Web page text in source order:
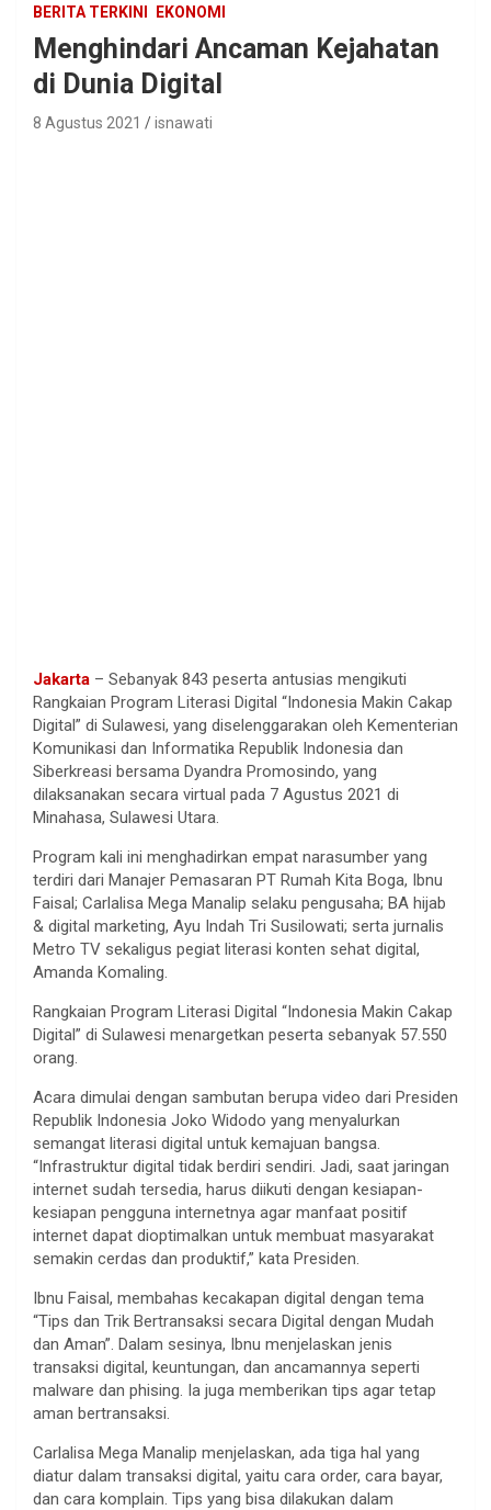
BERITA TERKINI EKONOMI
Menghindari Ancaman Kejahatan
di Dunia Digital
8 Agustus 2021 isnawati
Jakarta – Sebanyak 843 peserta antusias mengikuti
Rangkaian Program Literasi Digital “Indonesia Makin Cakap
Digital” di Sulawesi, yang diselenggarakan oleh Kementerian
Komunikasi dan Informatika Republik Indonesia dan
Siberkreasi bersama Dyandra Promosindo, yang
dilaksanakan secara virtual pada 7 Agustus 2021 di
Minahasa, Sulawesi Utara.
Program kali ini menghadirkan empat narasumber yang
terdiri dari Manajer Pemasaran PT Rumah Kita Boga, Ibnu
Faisal; Carlalisa Mega Manalip selaku pengusaha; BA hijab
& digital marketing, Ayu Indah Tri Susilowati; serta jurnalis
Metro TV sekaligus pegiat literasi konten sehat digital,
Amanda Komaling.
Rangkaian Program Literasi Digital “Indonesia Makin Cakap
Digital” di Sulawesi menargetkan peserta sebanyak 57.550
orang.
Acara dimulai dengan sambutan berupa video dari Presiden
Republik Indonesia Joko Widodo yang menyalurkan
semangat literasi digital untuk kemajuan bangsa.
“Infrastruktur digital tidak berdiri sendiri. Jadi, saat jaringan
internet sudah tersedia, harus diikuti dengan kesiapan-
kesiapan pengguna internetnya agar manfaat positif
internet dapat dioptimalkan untuk membuat masyarakat
semakin cerdas dan produktif,” kata Presiden.
Ibnu Faisal, membahas kecakapan digital dengan tema
“Tips dan Trik Bertransaksi secara Digital dengan Mudah
dan Aman”. Dalam sesinya, Ibnu menjelaskan jenis
transaksi digital, keuntungan, dan ancamannya seperti
malware dan phising. Ia juga memberikan tips agar tetap
aman bertransaksi.
Carlalisa Mega Manalip menjelaskan, ada tiga hal yang
diatur dalam transaksi digital, yaitu cara order, cara bayar,
dan cara komplain. Tips yang bisa dilakukan dalam